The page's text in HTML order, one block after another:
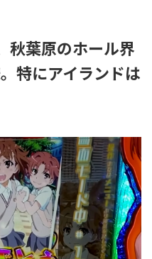
秋葉原のホール界
特にアイランドは